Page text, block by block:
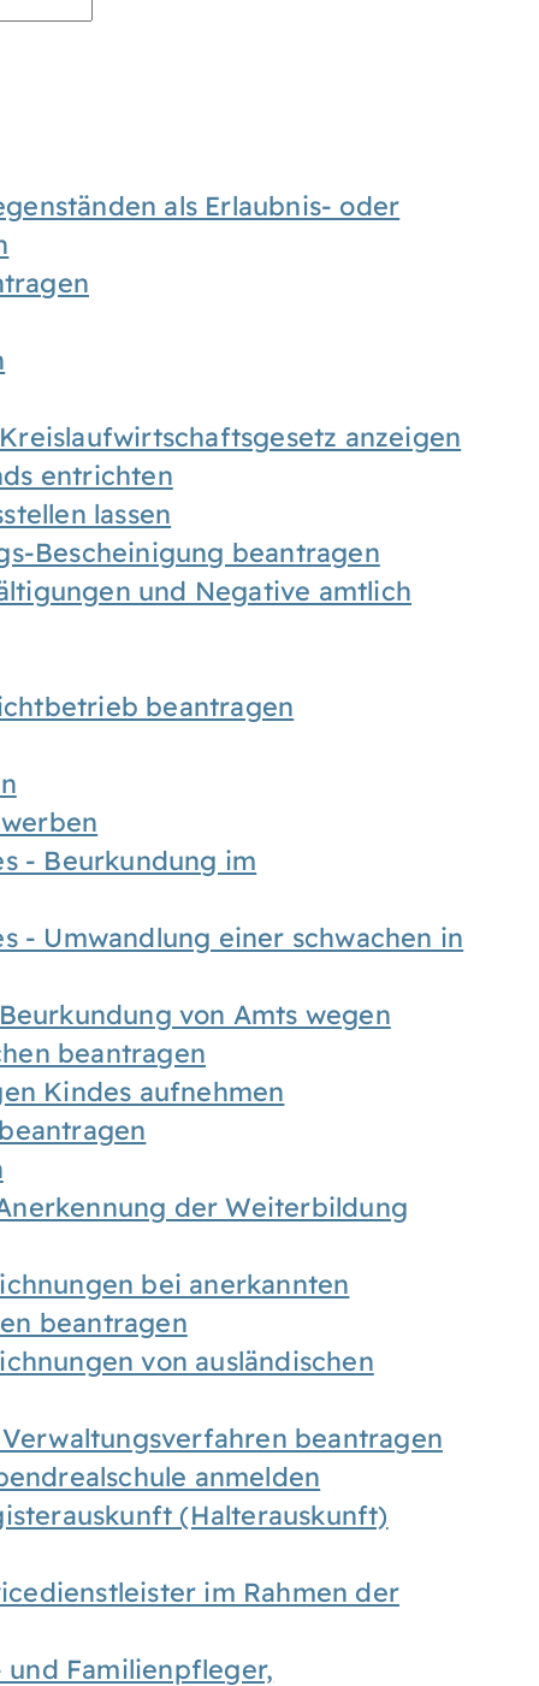
als Erlaubnis- oder
anzeigen
entrichten
lassen
Bescheinigung beantragen
und Negative amtlich
beantragen
- Beurkundung im
- Umwandlung einer schwachen in
von Amts wegen
beantragen
Kindes aufnehmen
der Weiterbildung
bei anerkannten
beantragen
von ausländischen
beantragen
anmelden
(Halterauskunft)
im Rahmen der
Familienpfleger,